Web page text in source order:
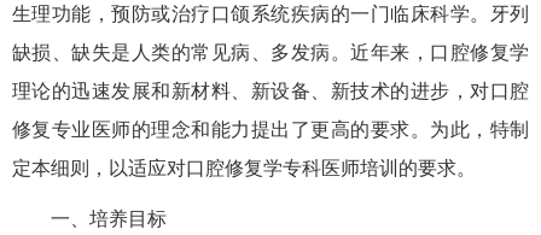
生理功能，预防或治疗口颌系统疾病的一门临床科学。牙列
缺损、缺失是人类的常见病、多发病。近年来，口腔修复学
理论的迅速发展和新材料、新设备、新技术的进步，对口腔
修复专业医师的理念和能力提出了更高的要求。为此，特制
定本细则，以适应对口腔修复学专科医师培训的要求。
一、培养目标